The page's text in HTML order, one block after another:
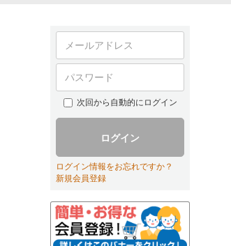
次回から自動的にログイン
ログイン
ログイン情報をお忘れですか？
新規会員登録